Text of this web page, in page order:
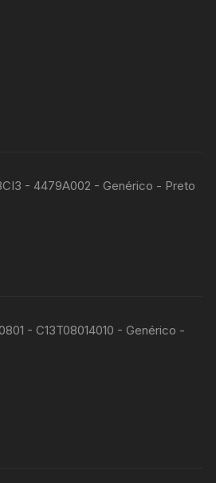
- 4479A002 - Genérico - Preto
- C13T08014010 - Genérico -